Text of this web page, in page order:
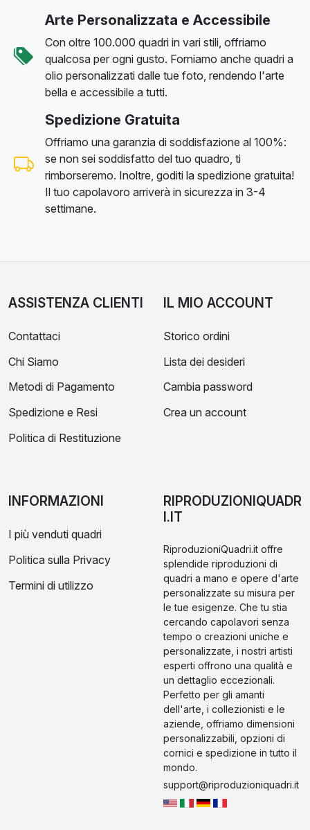
Arte Personalizzata e Accessibile
Con oltre 100.000 quadri in vari stili, offriamo
qualcosa per ogni gusto. Forniamo anche quadri a
olio personalizzati dalle tue foto, rendendo l'arte
bella e accessibile a tutti.
Spedizione Gratuita
Offriamo una garanzia di soddisfazione al 100%:
se non sei soddisfatto del tuo quadro, ti
rimborseremo. Inoltre, goditi la spedizione gratuita!
Il tuo capolavoro arriverà in sicurezza in 3-4
settimane.
ASSISTENZA CLIENTI
Contattaci
Chi Siamo
Metodi di Pagamento
Spedizione e Resi
Politica di Restituzione
IL MIO ACCOUNT
Storico ordini
Lista dei desideri
Cambia password
Crea un account
INFORMAZIONI
I più venduti quadri
Politica sulla Privacy
Termini di utilizzo
RIPRODUZIONIQUADR
I.IT
RiproduzioniQuadri.it offre
splendide riproduzioni di
quadri a mano e opere d'arte
personalizzate su misura per
le tue esigenze. Che tu stia
cercando capolavori senza
tempo o creazioni uniche e
personalizzate, i nostri artisti
esperti offrono una qualità e
un dettaglio eccezionali.
Perfetto per gli amanti
dell'arte, i collezionisti e le
aziende, offriamo dimensioni
personalizzabili, opzioni di
cornici e spedizione in tutto il
mondo.
support@riproduzioniquadri.it